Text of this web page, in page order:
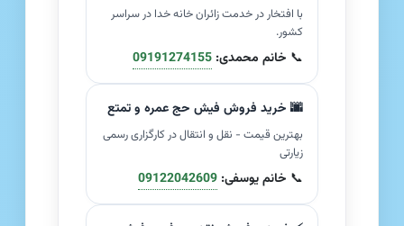
با افتخار در خدمت زائران خانه خدا در سراسر
کشور.
📞 خانم محمدی: 09191274155
🌆 خرید فروش فیش حج عمره و تمتع
بهترین قیمت - نقل و انتقال در کارگزاری رسمی
زیارتی
📞 خانم یوسفی: 09122042609